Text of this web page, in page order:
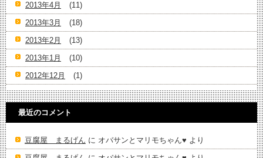
2013年4月
(11)
2013年3月
(18)
2013年2月
(13)
2013年1月
(10)
2012年12月
(1)
最近のコメント
豆腐屋 まるげん に オバサンとマリモちゃん♥️ より